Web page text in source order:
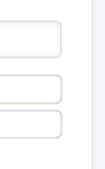
Имя*
Email*